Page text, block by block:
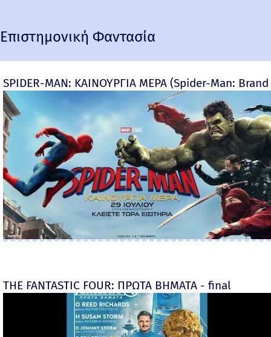
Επιστημονική Φαντασία
SPIDER-MAN: ΚΑΙΝΟΥΡΓΙΑ ΜΕΡΑ (Spider-Man:
THE FANTASTIC FOUR: ΠΡΩΤΑ ΒΗΜΑΤΑ - final